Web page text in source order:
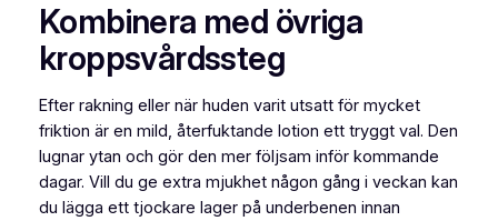
Kombinera med övriga
kroppsvårdssteg
Efter rakning eller när huden varit utsatt för mycket
friktion är en mild, återfuktande lotion ett tryggt val. Den
lugnar ytan och gör den mer följsam inför kommande
dagar. Vill du ge extra mjukhet någon gång i veckan kan
du lägga ett tjockare lager på underbenen innan